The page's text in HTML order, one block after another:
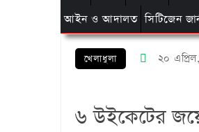
আইন ও আদালত সিটিজেন
খেলাধুলা ২০
৬ উইকেটের